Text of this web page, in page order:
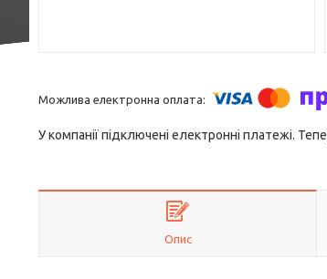
У компанії підключені електронні платежі.
Опис